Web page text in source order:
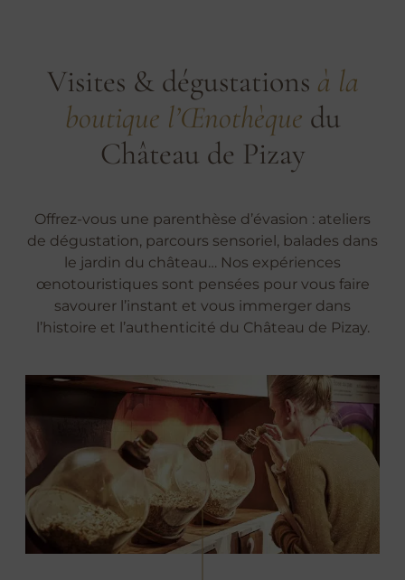
EXPLORER
Visites & dégustations à la
boutique l’Œnothèque du
Château de Pizay
Offrez-vous une parenthèse d’évasion : ateliers
de dégustation, parcours sensoriel, balades dans
le jardin du château… Nos expériences
œnotouristiques sont pensées pour vous faire
savourer l’instant et vous immerger dans
l’histoire et l’authenticité du Château de Pizay.